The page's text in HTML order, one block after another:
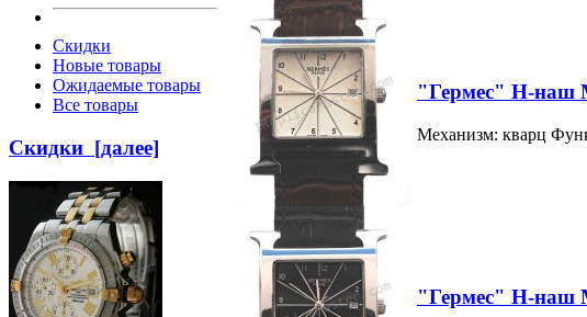
Скидки
Новые товары
Ожидаемые товары
Все товары
Скидки [далее]
"Гермес" H-наш
Механизм: кварц
"Гермес" H-наш